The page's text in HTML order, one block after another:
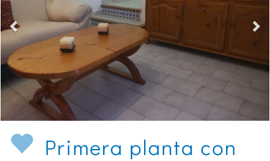
Primera planta con